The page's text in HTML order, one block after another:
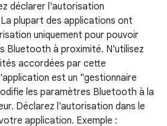
déclarer l'autorisation
plupart des applications ont
uniquement pour pouvoir
Bluetooth à proximité. N'utilisez
accordées par cette
est un "gestionnaire
les paramètres Bluetooth à la
Déclarez l'autorisation dans le
application. Exemple :